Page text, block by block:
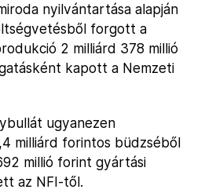
nyilvántartása alapján
forgott a
2 milliárd 378 millió
kapott a Nemzeti
ugyanezen
milliárd forintos büdzséből
millió forint gyártási
az NFI-től.